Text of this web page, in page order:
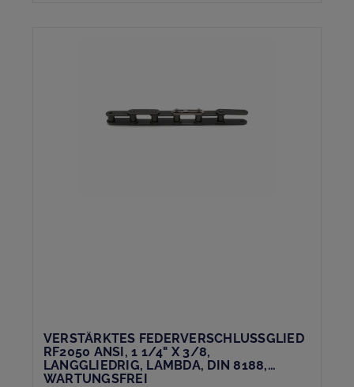
VERSTÄRKTES FEDERVERSCHLUSSGLIED
RF2050 ANSI, 1 1/4" X 3/8,
LANGGLIEDRIG, LAMBDA, DIN 8188,
WARTUNGSFREI